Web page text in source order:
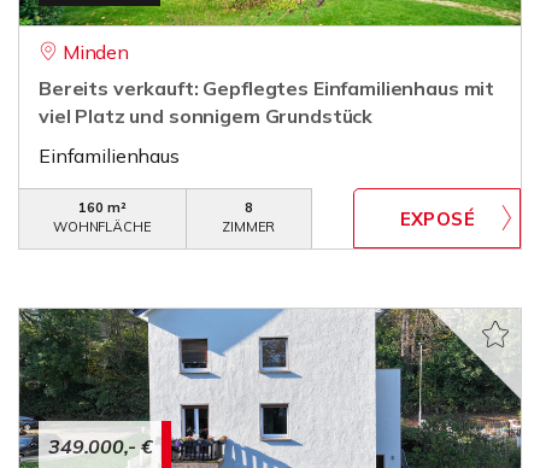
Minden
Bereits verkauft: Gepflegtes Einfamilienhaus mit
viel Platz und sonnigem Grundstück
Einfamilienhaus
160 m²
WOHNFLÄCHE
8
ZIMMER
349.000,- €